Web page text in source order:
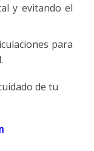
y evitando el
para
de tu